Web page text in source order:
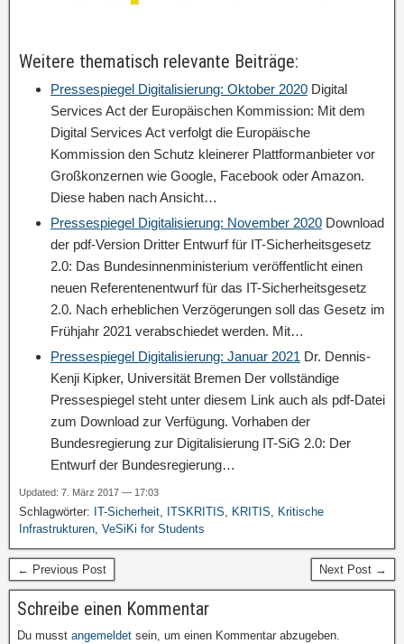
Weitere thematisch relevante Beiträge:
Pressespiegel Digitalisierung: Oktober 2020 Digital
Services Act der Europäischen Kommission: Mit dem
Digital Services Act verfolgt die Europäische
Kommission den Schutz kleinerer Plattformanbieter vor
Großkonzernen wie Google, Facebook oder Amazon.
Diese haben nach Ansicht…
Pressespiegel Digitalisierung: November 2020 Download
der pdf-Version Dritter Entwurf für IT-Sicherheitsgesetz
2.0: Das Bundesinnenministerium veröffentlicht einen
neuen Referentenentwurf für das IT-Sicherheitsgesetz
2.0. Nach erheblichen Verzögerungen soll das Gesetz im
Frühjahr 2021 verabschiedet werden. Mit…
Pressespiegel Digitalisierung: Januar 2021 Dr. Dennis-
Kenji Kipker, Universität Bremen Der vollständige
Pressespiegel steht unter diesem Link auch als pdf-Datei
zum Download zur Verfügung. Vorhaben der
Bundesregierung zur Digitalisierung IT-SiG 2.0: Der
Entwurf der Bundesregierung…
Updated: 7. März 2017 — 17:03
Schlagwörter: IT-Sicherheit, ITSKRITIS, KRITIS, Kritische
Infrastrukturen, VeSiKi for Students
← Previous Post Next Post →
Schreibe einen Kommentar
Du musst angemeldet sein, um einen Kommentar abzugeben.